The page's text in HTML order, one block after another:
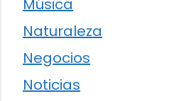
Música
Naturaleza
Negocios
Noticias